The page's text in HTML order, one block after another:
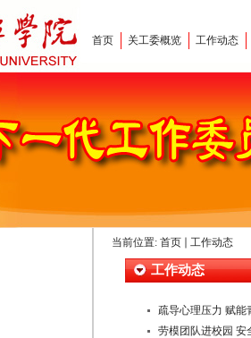
首页 关工委概览 工作动态
当前位置: 首页 工作动态
工作动态
疏导心理压力 赋
劳模团队进校园